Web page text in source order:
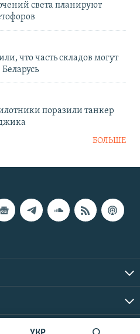
света планируют
что часть складов могут
поразили танкер
БОЛЬШЕ
2026 | Все права защищены.